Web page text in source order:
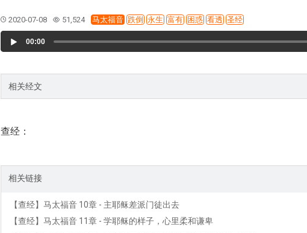
2020-07-08 51,524 马太福音 跌倒 永生 富有 困惑 看透 圣经
Player
00:00
相关经文
查经：
相关链接
【查经】马太福音 10章 - 主耶稣差派门徒出去
【查经】马太福音 11章 - 学耶稣的样子，心里柔和谦卑